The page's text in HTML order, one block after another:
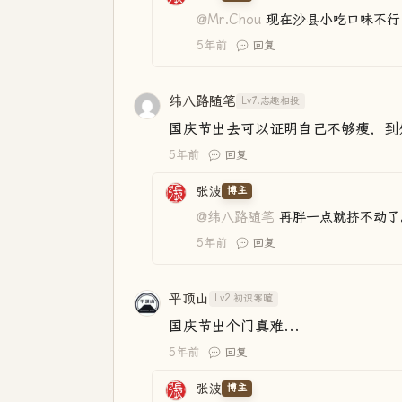
@Mr.Chou 现在沙县小吃口味不行
5年前 回复
纬八路随笔 Lv7.志趣相投
国庆节出去可以证明自己不够瘦，到
5年前 回复
张波 博主
@纬八路随笔 再胖一点就挤不动了
5年前 回复
平顶山 Lv2.初识寒暄
国庆节出个门真难...
5年前 回复
张波 博主